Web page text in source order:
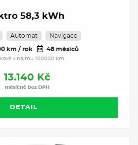
58,3 kWh
Automat Navigace
km / rok 48 měsíců
v nájmu 100000 km
13.140 Kč
měsíčně bez DPH
DETAIL